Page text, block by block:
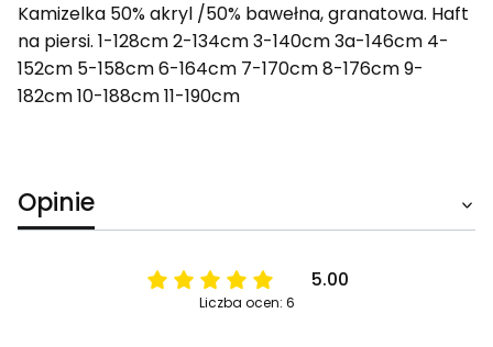
Kamizelka 50% akryl /50% bawełna, granatowa. Haft
na piersi. 1-128cm 2-134cm 3-140cm 3a-146cm 4-
152cm 5-158cm 6-164cm 7-170cm 8-176cm 9-
182cm 10-188cm 11-190cm
Opinie
5.00
Liczba ocen: 6